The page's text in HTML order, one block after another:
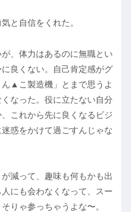
と自信をくれた。
、体力はあるのに無職とい
良くない。自己肯定感がグ
▲こ製造機」とまで思うよ
なった。役に立たない自分
これから先に良くなるビジ
惑をかけて過ごすんじゃな
減って、趣味も何もかも出
にも会わなくなって、スー
りゃ参っちゃうよな〜。